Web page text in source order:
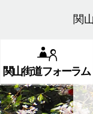
関
関山街道フォーラム